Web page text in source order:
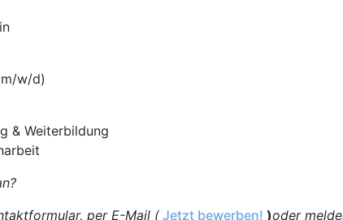
w/d)
& Weiterbildung
per E-Mail ( Jetzt bewerben! )oder